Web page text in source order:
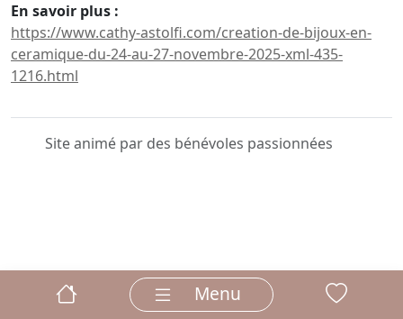
En savoir plus :
https://www.cathy-astolfi.com/creation-de-bijoux-en-
ceramique-du-24-au-27-novembre-2025-xml-435-
1216.html
Site animé par des bénévoles passionnées
Menu